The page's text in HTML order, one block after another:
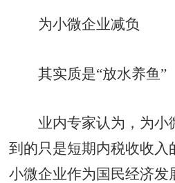
为小微企业减负
其实质是“放水养鱼”
业内专家认为，为小
到的只是短期内税收收入
小微企业作为国民经济发